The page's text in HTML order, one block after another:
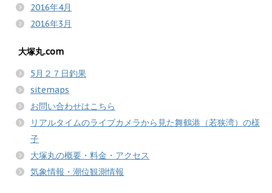
2016年4月
2016年3月
大塚丸.com
5月２７日釣果
sitemaps
お問い合わせはこちら
リアルタイムのライブカメラから見た舞鶴港（若狭湾）の様
子
大塚丸の概要・料金・アクセス
気象情報・潮位観測情報